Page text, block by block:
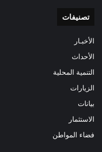
تصنيفات
الأخبـار
الأحداث
التنمية المحلية
الزيارات
بيانات
الاستثمار
فضاء المواطن